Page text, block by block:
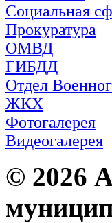
Социальная
Прокуратура
ОМВД
ГИБДД
Отдел
ЖКХ
Фотогалерея
Видеогалерея
© 2026